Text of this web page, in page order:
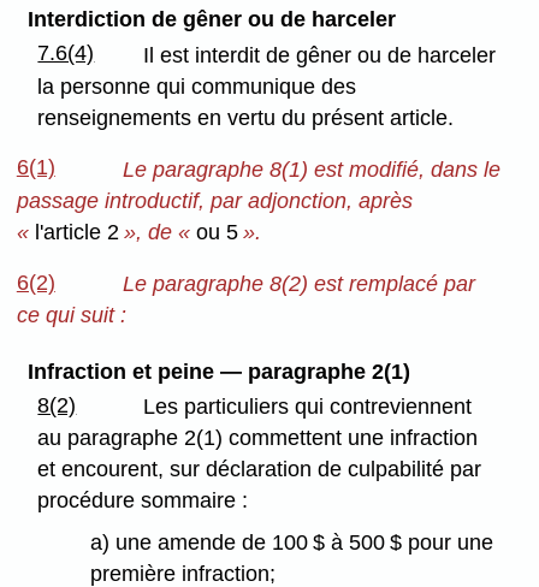
Interdiction de gêner ou de harceler
7.6(4)
Il est interdit de gêner ou de harceler
la personne qui communique des
renseignements en vertu du présent article.
6(1)
Le paragraphe 8(1) est modifié, dans le
passage introductif, par adjonction, après
« l'article 2 », de « ou 5».
6(2)
Le paragraphe 8(2) est remplacé par
ce qui suit :
Infraction et peine — paragraphe 2(1)
8(2)
Les particuliers qui contreviennent
au paragraphe 2(1) commettent une infraction
et encourent, sur déclaration de culpabilité par
procédure sommaire :
a) une amende de 100 $ à 500 $ pour une
première infraction;